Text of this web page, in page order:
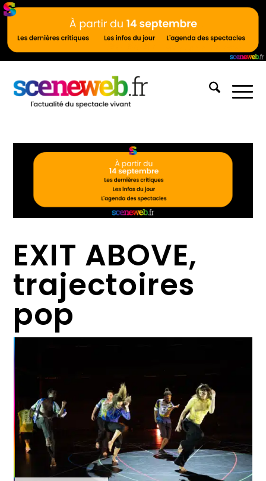
EXIT ABOVE,
trajectoires
pop